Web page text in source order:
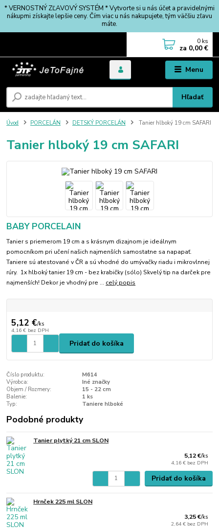
* VERNOSTNÝ ZĽAVOVÝ SYSTÉM * Vytvorte si u nás účet a pravidelnými
nákupmi získajte lepšie ceny. Čím viac u nás nakupujete, tým väčšiu zľavu
máte.
Menu
Hľadať
0 ks
za 0,00 €
Úvod PORCELÁN DETSKÝ PORCELÁN Tanier hlboký 19 cm SAFARI
Tanier hlboký 19 cm SAFARI
BABY PORCELAIN
Tanier s priemerom 19 cm a s krásnym dizajnom je ideálnym
pomocníkom pri učení našich najmenších samostatne sa napapať.
Taniere sú atestované v ČR a sú vhodné do umývačky riadu i mikrovlnnej
rúry. 1x hlboký tanier 19 cm - bez krabičky (sólo) Skvelý tip na darček pre
najmenších! Dekor je vhodný pre ... celý popis
5,12 €/ks
4,16 € bez DPH
Pridať do košíka
Číslo produktu:
M614
Výrobca:
Iné značky
Objem / Rozmery:
15 - 22 cm
Balenie:
1 ks
Typ:
Taniere hlboké
Podobné produkty
Tanier plytký 21 cm SLON
5,12 €/ks
4,16 € bez DPH
Pridať do košíka
Hrnček 225 ml SLON
3,25 €/ks
2,64 € bez DPH